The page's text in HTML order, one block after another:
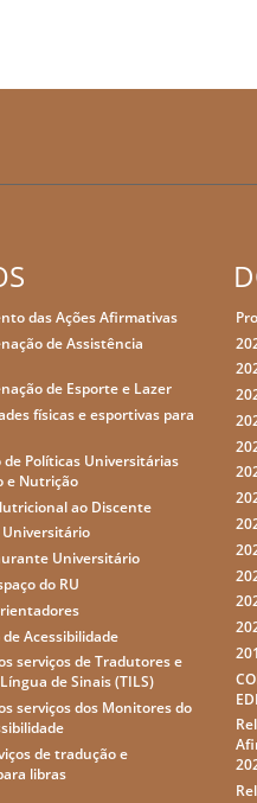
das Ações Afirmativas
de Assistência
de Esporte e Lazer
físicas e esportivas para
de Políticas Universitárias
e Nutrição
ao Discente
Universitário
do RU
Acessibilidade
serviços de Tradutores e
de Sinais (TILS)
serviços dos Monitores do
de tradução e
libras